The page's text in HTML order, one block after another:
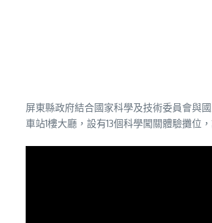
屏東縣政府結合國家科學及技術委員會與
車站1樓大廳，設有13個科學闖關體驗攤位